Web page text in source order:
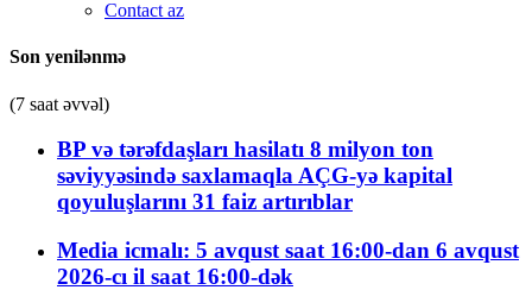
Contact az
Son yenilənmə
(7 saat əvvəl)
BP və tərəfdaşları hasilatı 8 milyon ton
səviyyəsində saxlamaqla AÇG-yə kapital
qoyuluşlarını 31 faiz artırıblar
Media icmalı: 5 avqust saat 16:00-dan 6 avqust
2026-cı il saat 16:00-dək